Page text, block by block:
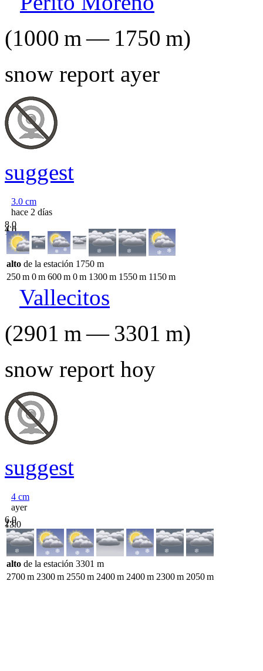
(1000 m— 1750 m)
snow report ayer
suggest
3.0 cm
hace 2 días
8.0
4.0
1.0
alto de la estación 1750 m
250m 0m 600m 0m 1300m 1550m 1150m
Vallecitos
(2901 m—3301 m)
snow report hoy
suggest
4 cm
ayer
6.0
2.0
13.0
alto de la estación 3301 m
2700m 2300m 2550m 2400m 2400m 2300m 2050m